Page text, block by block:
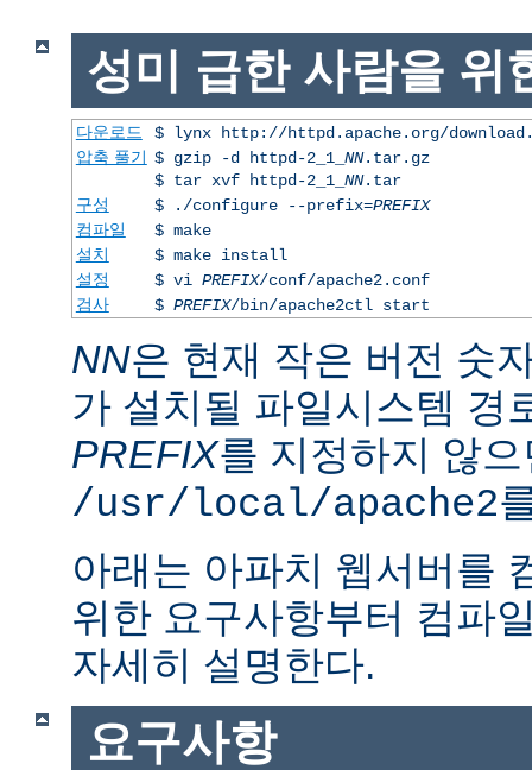
성미 급한 사람을 위
다운로드
$ lynx http://httpd.apache.org/
압축 풀기 $ gzip -d httpd-2_1_ NN.tar.gz
$ tar xvf httpd-2_1_ NN.tar
구성
$ ./configure --prefix=PREFIX
컴파일
$ make
설치
$ make install
설정
$ vi PREFIX/conf/apache2.conf
검사
$ PREFIX/bin/apache2ctl start
NN은 현재 작은 버전 숫
가 설치될 파일시스템 경
PREFIX를 지정하지 않
/usr/local/apache2
아래는 아파치 웹서버를
위한 요구사항부터 컴파
자세히 설명한다.
요구사항